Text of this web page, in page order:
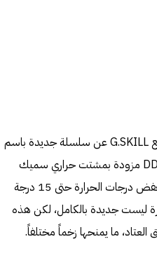
أعلنت Cooler Master بالشراكة مع G.SKILL عن سلسلة جديدة باسم
MasterDIMM، وهي وحدات DDR5 مزودة بمشتت حراري سميك
يتضمن مروحة مدمجة، مع وعد بخفض درجات الحرارة حتى 15 درجة
ليست جديدة بالكامل، لكن هذه
ما يمنحها زخماً مختلفاً.